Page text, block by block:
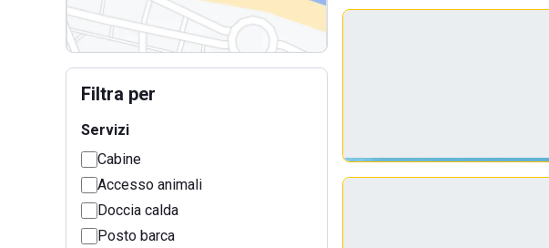
Filtra per
Servizi
Cabine
Accesso animali
Doccia calda
Posto barca